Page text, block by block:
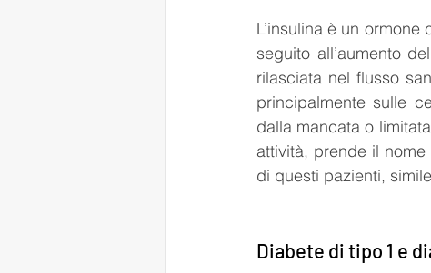
L’insulina è un
seguito all’aumento
rilasciata nel flusso
principalmente sulle
dalla mancata o
attività, prende il
di questi pazienti,
Diabete di tipo 1 e